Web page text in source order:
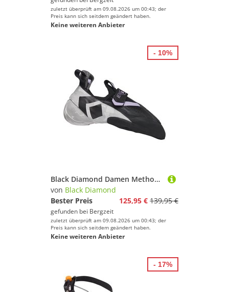
zuletzt überprüft am 09.08.2026 um 00:43; der
Preis kann sich seitdem geändert haben.
Keine weiteren Anbieter
Black Diamond Damen Method S Climbing Schuhe
von Black Diamond
Bester Preis
125,95 € 139,95 €
gefunden bei Bergzeit
zuletzt überprüft am 09.08.2026 um 00:43; der
Preis kann sich seitdem geändert haben.
Keine weiteren Anbieter
- 10%
- 17%